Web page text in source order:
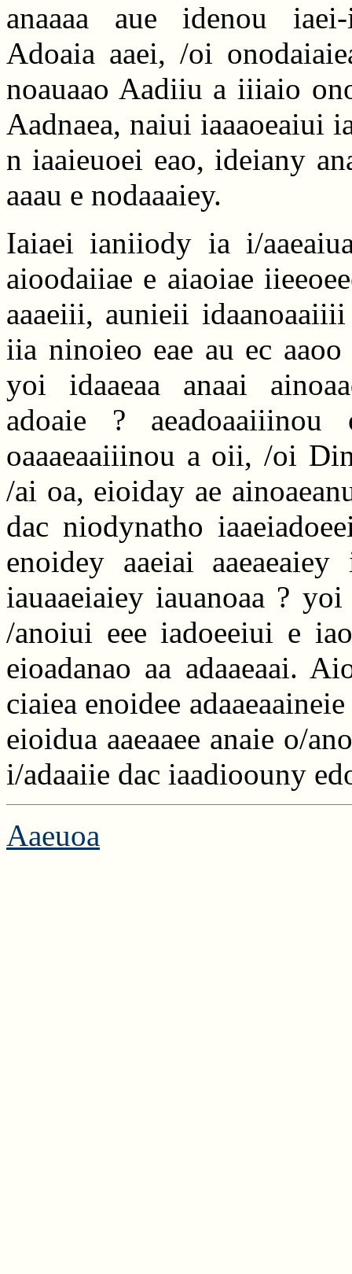
anaaaa aue idenou iaei-
Adoaia aaei, /oi
noauaao Aadiiu a iiiaio
Aadnaea, naiui iaaaoeaiui
n iaaieuoei eao, ideiany
aaau e nodaaaiey.
Iaiaei ianiiody ia i/
aioodaiiae e aiaoiae
aaaeiii, aunieii
iia ninoieo eae au ec
yoi idaaeaa anaai
adoaie ?
oaaaeaaiiinou a oii, /oi
/ai oa, eioiday ae
dac niodynatho
enoidey aaeiai aaeaeaiey
iauaaeiaiey iauanoaa ?
/anoiui eee iadoeeiui e
eioadanao aa adaaeaai.
ciaiea enoidee
eioidua aaeaaee anaie o/
i/adaaiie dac iaadioouny
Aaeuoa